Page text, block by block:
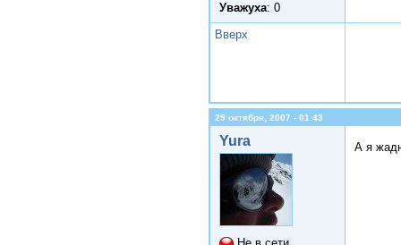
Уважуха: 0
Вверх
29 октября, 2007 - 01:43
Yura А я